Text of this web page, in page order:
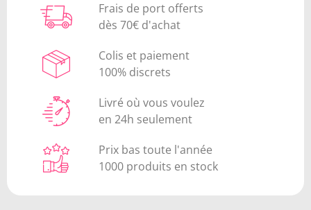
Frais de port offerts
dès 70€ d'achat
Colis et paiement
100% discrets
Livré où vous voulez
en 24h seulement
Prix bas toute l'année
1000 produits en stock